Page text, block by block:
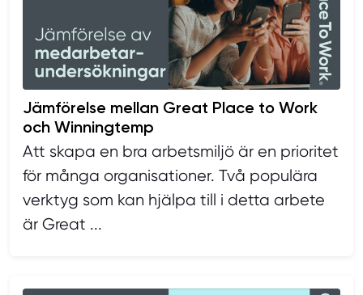
Jämförelse mellan Great Place to Work
och Winningtemp
Att skapa en bra arbetsmiljö är en prioritet
för många organisationer. Två populära
verktyg som kan hjälpa till i detta arbete
är Great ...